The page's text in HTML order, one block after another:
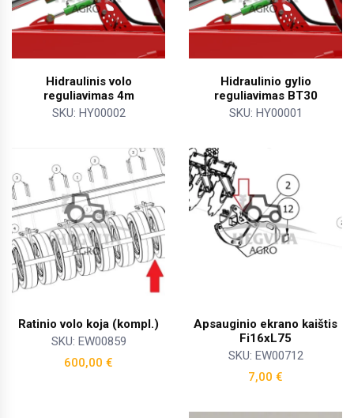
Hidraulinis volo
reguliavimas 4m
SKU: HY00002
Hidraulinio gylio
reguliavimas BT30
SKU: HY00001
Ratinio volo koja (kompl.)
SKU: EW00859
600,00 €
Apsauginio ekrano kaištis
Fi16xL75
SKU: EW00712
7,00 €